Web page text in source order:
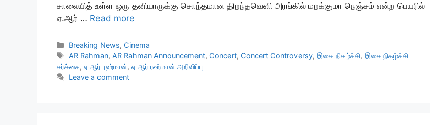
சாலையித் உள்ள ஒரு தனியாருக்கு சொந்தமான திறந்தவெளி அரங்கில் மறக்குமா நெஞ்சம் என்ற பெயரில்
ஏ.ஆர் … Read more
Categories
Breaking News, Cinema
Tags
AR Rahman, AR Rahman Announcement, Concert, Concert Controversy,இசை நிகழ்ச்சி,இசை நிகழ்ச்சி
சர்ச்சை, ஏ ஆர் ரஹ்மான், ஏ ஆர் ரஹ்மான் அறிவிப்பு
Leave a comment